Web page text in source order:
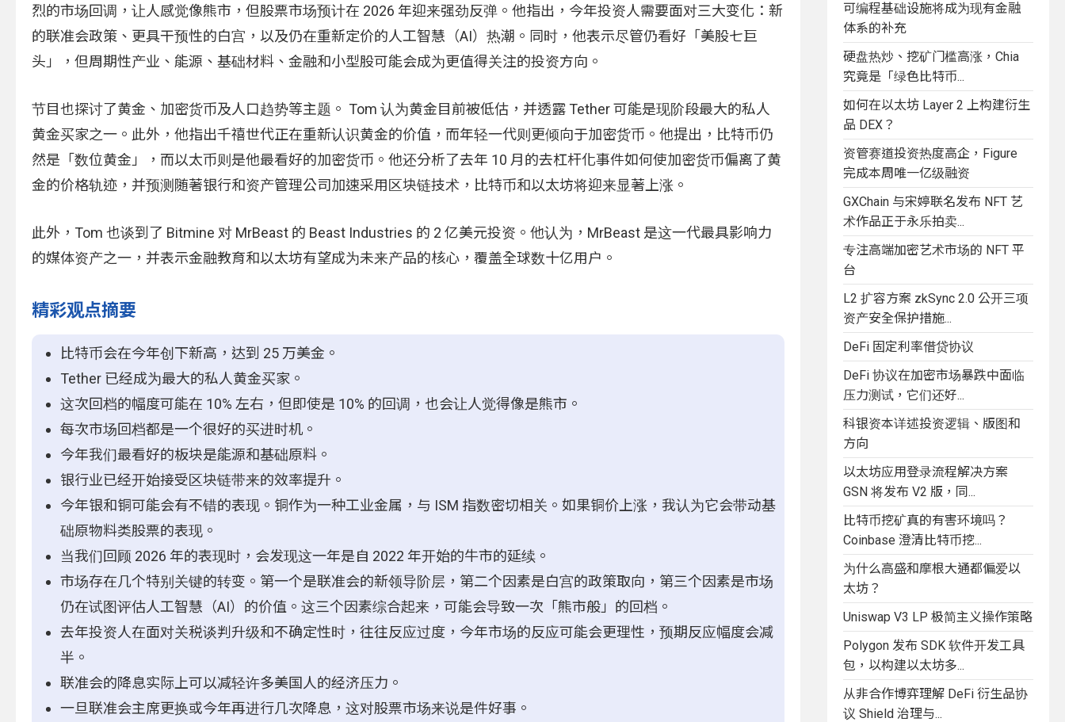
烈的市场回调，让人感觉像熊市，但股票市场预计在 2026 年迎来强劲反弹。他指出，今年投资人需要面对三大变化：新
的联准会政策、更具干预性的白宫，以及仍在重新定价的人工智慧（AI）热潮。同时，他表示尽管仍看好「美股七巨
头」，但周期性产业、能源、基础材料、金融和小型股可能会成为更值得关注的投资方向。
节目也探讨了黄金、加密货币及人口趋势等主题。 Tom 认为黄金目前被低估，并透露 Tether 可能是现阶段最大的私人
黄金买家之一。此外，他指出千禧世代正在重新认识黄金的价值，而年轻一代则更倾向于加密货币。他提出，比特币仍
然是「数位黄金」，而以太币则是他最看好的加密货币。他还分析了去年 10 月的去杠杆化事件如何使加密货币偏离了黄
金的价格轨迹，并预测随著银行和资产管理公司加速采用区块链技术，比特币和以太坊将迎来显著上涨。
此外，Tom 也谈到了 Bitmine 对 MrBeast 的 Beast Industries 的 2 亿美元投资。他认为，MrBeast 是这一代最具影响力
的媒体资产之一，并表示金融教育和以太坊有望成为未来产品的核心，覆盖全球数十亿用户。
精彩观点摘要
比特币会在今年创下新高，达到 25 万美金。
Tether 已经成为最大的私人黄金买家。
这次回档的幅度可能在 10% 左右，但即使是 10% 的回调，也会让人觉得像是熊市。
每次市场回档都是一个很好的买进时机。
今年我们最看好的板块是能源和基础原料。
银行业已经开始接受区块链带来的效率提升。
今年银和铜可能会有不错的表现。铜作为一种工业金属，与 ISM 指数密切相关。如果铜价上涨，我认为它会带动基
础原物料类股票的表现。
当我们回顾 2026 年的表现时，会发现这一年是自 2022 年开始的牛市的延续。
市场存在几个特别关键的转变。第一个是联准会的新领导阶层，第二个因素是白宫的政策取向，第三个因素是市场
仍在试图评估人工智慧（AI）的价值。这三个因素综合起来，可能会导致一次「熊市般」的回档。
去年投资人在面对关税谈判升级和不确定性时，往往反应过度，今年市场的反应可能会更理性，预期反应幅度会减
半。
联准会的降息实际上可以减轻许多美国人的经济压力。
一旦联准会主席更换或今年再进行几次降息，这对股票市场来说是件好事。
可编程基础设施将成为现有金融
体系的补充
硬盘热炒、挖矿门槛高涨，Chia
究竟是「绿色比特币...
如何在以太坊 Layer 2 上构建衍生
品 DEX？
资管赛道投资热度高企，Figure
完成本周唯一亿级融资
GXChain 与宋婷联名发布 NFT 艺
术作品正于永乐拍卖...
专注高端加密艺术市场的 NFT 平
台
L2 扩容方案 zkSync 2.0 公开三项
资产安全保护措施...
DeFi 固定利率借贷协议
DeFi 协议在加密市场暴跌中面临
压力测试，它们还好...
科银资本详述投资逻辑、版图和
方向
以太坊应用登录流程解决方案
GSN 将发布 V2 版，同...
比特币挖矿真的有害环境吗？
Coinbase 澄清比特币挖...
为什么高盛和摩根大通都偏爱以
太坊？
Uniswap V3 LP 极简主义操作策略
Polygon 发布 SDK 软件开发工具
包，以构建以太坊多...
从非合作博弈理解 DeFi 衍生品协
议 Shield 治理与...